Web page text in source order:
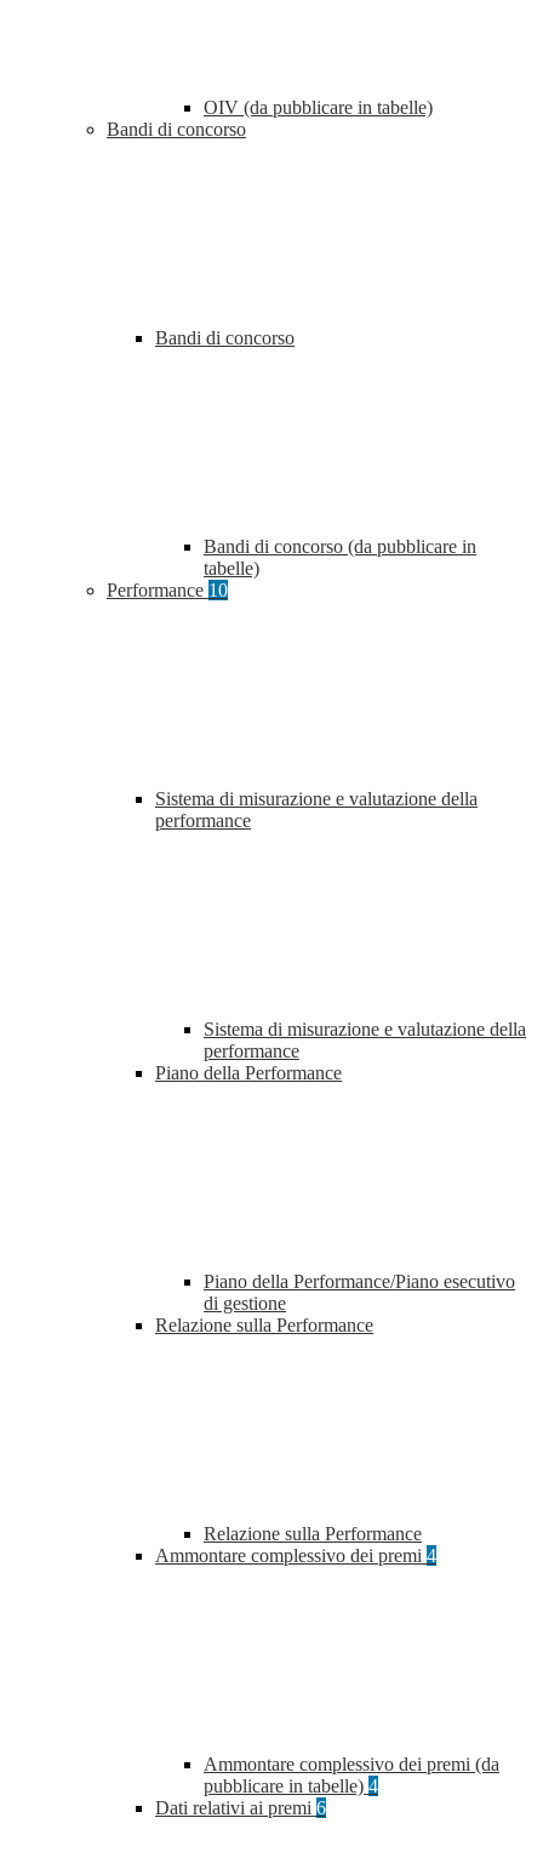
OIV (da pubblicare in tabelle)
Bandi di concorso
Bandi di concorso
Bandi di concorso (da pubblicare in
tabelle)
Performance 10
Sistema di misurazione e valutazione della
performance
Sistema di misurazione e valutazione della
performance
Piano della Performance
Piano della Performance/Piano esecutivo
di gestione
Relazione sulla Performance
Relazione sulla Performance
Ammontare complessivo dei premi 4
Ammontare complessivo dei premi (da
pubblicare in tabelle) 4
Dati relativi ai premi 6